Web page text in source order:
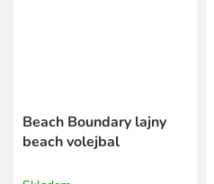
Beach Boundary lajny
beach volejbal